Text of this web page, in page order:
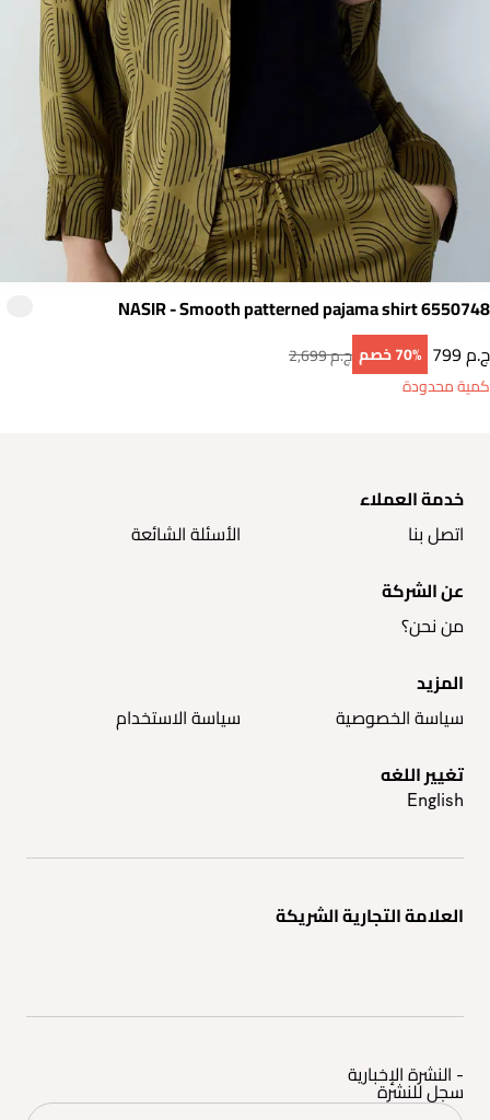
NASIR - Smooth patterned pajama shirt 6550748
799 ج.م
2,699 ج.م
70‎%‎ خصم
كمية محدودة
خدمة العملاء
اتصل بنا
الأسئلة الشائعة
عن الشركة
من نحن؟
المزيد
سياسة الخصوصية
سياسة الاستخدام
تغيير اللغه
English
العلامة التجارية الشريكة
- النشرة الإخبارية
سجل للنشرة